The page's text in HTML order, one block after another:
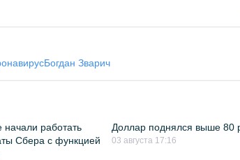
Богдан Зварич
начали работать
Сбера с функцией
Доллар поднялся выше 80
03 августа 17:16